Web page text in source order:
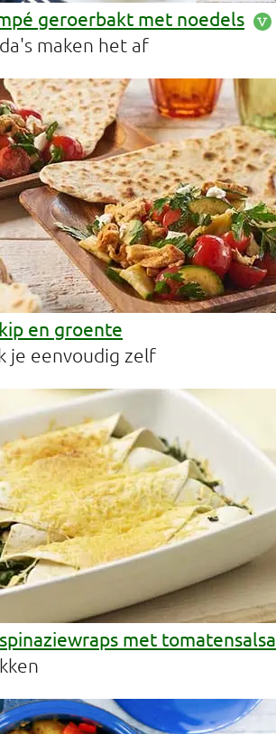
geroerbakt met noedels
maken het af
en groente
je eenvoudig zelf
met tomatensalsa